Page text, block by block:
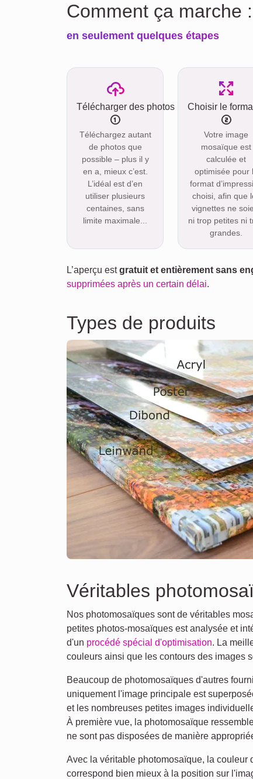
Comment ça marche
en seulement quelques étapes
Télécharger des photos
Téléchargez autant
de photos que
possible – plus il y
en a, mieux c’est.
L’idéal est d’en
utiliser plusieurs
centaines, sans
limite maximale...
Choisir le
Votre image
mosaïque est
calculée et
optimisée pour
format
choisi, afin que
vignettes ne
ni trop petites ni
grandes.
L’aperçu estgratuit et entièrement sans
supprimées après un certain délai.
Types de produits
Véritables
Nos photomosaïques sont de véritables
petites photos-mosaïques est analysée et
d'un procédé spécial d'optimisation. La
couleurs ainsi que les contours des images
Beaucoup de photomosaïques d'autres
uniquement l'image principale est
et les nombreuses petites images
À première vue, la photomosaïque
ne sont pas disposées de manière
Avec la véritable photomosaïque, la couleur
correspond bien mieux à la position sur